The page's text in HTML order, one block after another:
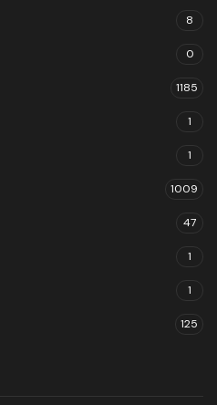
8
0
1185
1
1
1009
47
1
1
125